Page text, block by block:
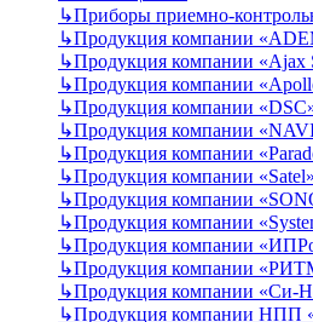
↳Приборы приемно-
↳Продукция компании
↳Продукция компании «Ajax
↳Продукция компании
↳Продукция компании
↳Продукция компании
↳Продукция компании
↳Продукция компании «Satel»
↳Продукция компании
↳Продукция компании
↳Продукция компании
↳Продукция компании
↳Продукция компании «Си-
↳Продукция компании НПП